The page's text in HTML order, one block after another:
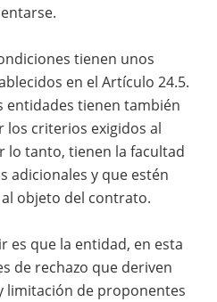
tienen unos
en el Artículo 24.5.
entidades tienen también
los criterios exigidos al
lo tanto, tienen la facultad
adicionales y que estén
objeto del contrato.
es que la entidad, en esta
de rechazo que deriven
limitación de proponentes